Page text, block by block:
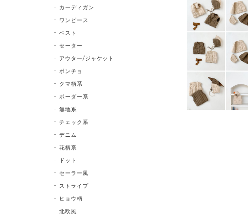
カーディガン
ワンピース
ベスト
セーター
アウター/ジャケット
ポンチョ
クマ柄系
ボーダー系
無地系
チェック系
デニム
花柄系
ドット
セーラー風
ストライプ
ヒョウ柄
北欧風